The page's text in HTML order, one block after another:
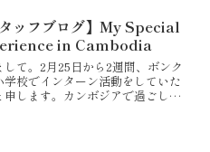
タッフブログ】My Special
in Cambodia
して。2月25日から2週間、ボンク
学校でインターン活動をしていた
申します。カンボジアで過ごした